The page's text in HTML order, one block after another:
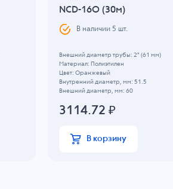
NCD-16O (30м)
В наличии 5 шт.
Внешний диаметр трубы: 2" (61 мм)
Материал: Полиэтилен
Цвет: Оранжевый
Внутренний диаметр, мм: 51.5
Внешний диаметр, мм: 60
3114.72 ₽
В корзину